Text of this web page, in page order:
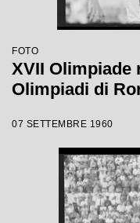
FOTO
XVII Olimpiade
Olimpiadi di
07 SETTEMBRE 1960